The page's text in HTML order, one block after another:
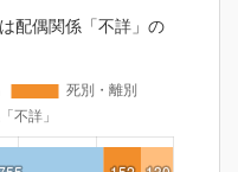
配偶関係「不詳」の